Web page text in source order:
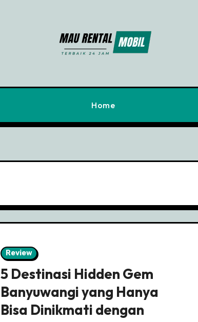
Home
Review
5 Destinasi Hidden Gem
Banyuwangi yang Hanya
Bisa Dinikmati dengan